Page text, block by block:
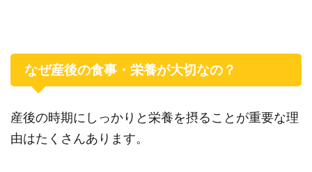
なぜ産後の食事・栄養が大切なの？
産後の時期にしっかりと栄養を摂ることが重要な理
由はたくさんあります。